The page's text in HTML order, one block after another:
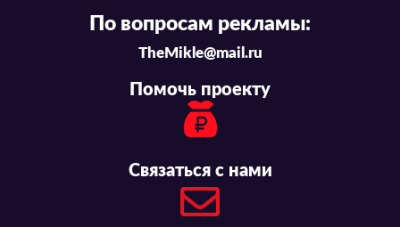
По вопросам рекламы:
TheMikle@mail.ru
Помочь проекту
Связаться с нами